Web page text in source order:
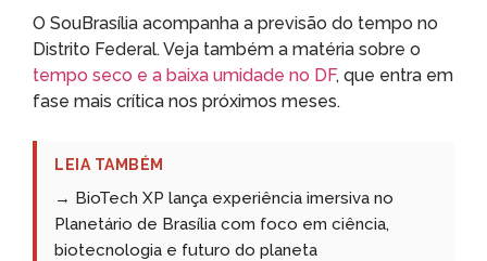
O SouBrasília acompanha a previsão do tempo no
Distrito Federal. Veja também a matéria sobre o
tempo seco e a baixa umidade no DF, que entra em
fase mais crítica nos próximos meses.
LEIA TAMBÉM
→ BioTech XP lança experiência imersiva no
Planetário de Brasília com foco em ciência,
biotecnologia e futuro do planeta